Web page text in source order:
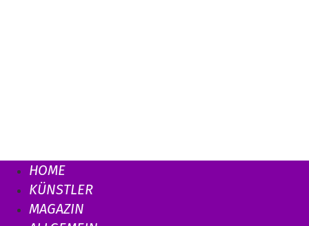
HOME
KÜNSTLER
MAGAZIN